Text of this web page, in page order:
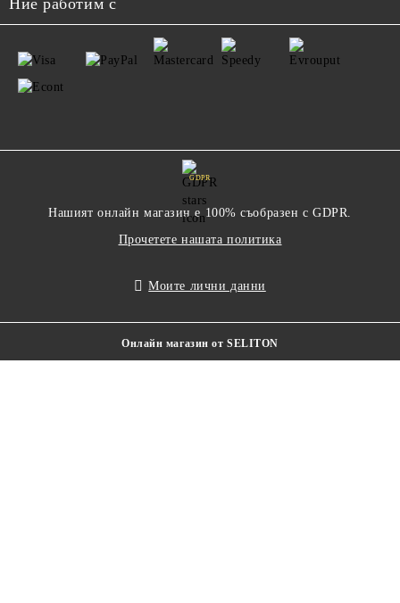
Ние работим с
GDPR
Нашият онлайн магазин е 100% съобразен с GDPR.
Прочетете нашата политика
Моите лични данни
Онлайн магазин от SELITON